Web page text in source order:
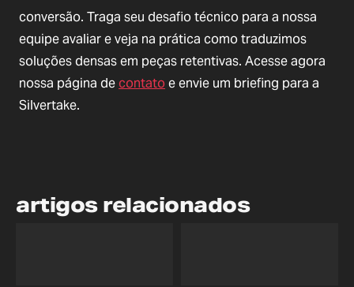
conversão. Traga seu desafio técnico para a nossa
equipe avaliar e veja na prática como traduzimos
soluções densas em peças retentivas. Acesse agora
nossa página decontatoe envie um briefing para a
Silvertake.
artigos relacionados